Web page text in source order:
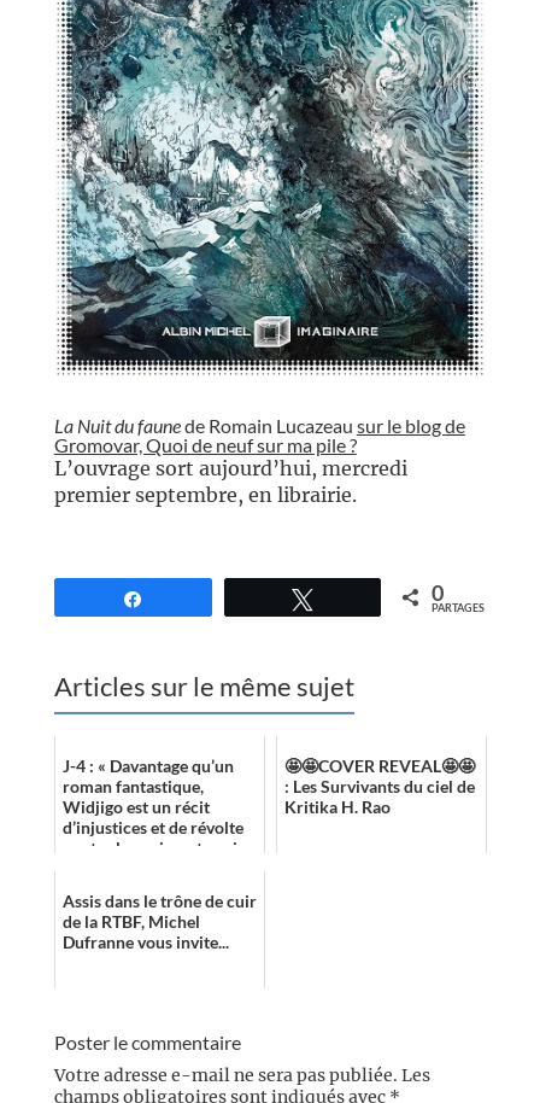
La Nuit du faunede Romain Lucazeau sur le blog de
Gromovar, Quoi de neuf sur ma pile ?
L’ouvrage sort aujourd’hui, mercredi
premier septembre, en librairie.
0
PARTAGES
Articles sur le même sujet
J-4 : « Davantage qu’un
roman fantastique,
Widjigo est un récit
d’injustices et de révolte
contre les puissants qui
🤩🤩COVER REVEAL🤩🤩
: Les Survivants du ciel de
Kritika H. Rao
Assis dans le trône de cuir
de la RTBF, Michel
Dufranne vous invite...
Poster le commentaire
Votre adresse e-mail ne sera pas publiée. Les
champs obligatoires sont indiqués avec *